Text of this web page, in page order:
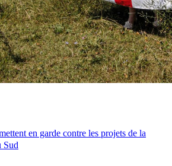
en garde contre les projets de la
Sud